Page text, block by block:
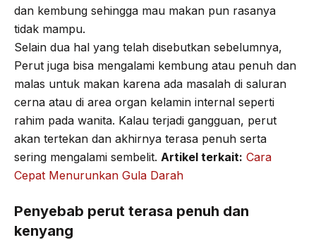
dan kembung sehingga mau makan pun rasanya
tidak mampu.
Selain dua hal yang telah disebutkan sebelumnya,
Perut juga bisa mengalami kembung atau penuh dan
malas untuk makan karena ada masalah di saluran
cerna atau di area organ kelamin internal seperti
rahim pada wanita. Kalau terjadi gangguan, perut
akan tertekan dan akhirnya terasa penuh serta
sering mengalami sembelit. Artikel terkait: Cara
Cepat Menurunkan Gula Darah
Penyebab perut terasa penuh dan
kenyang